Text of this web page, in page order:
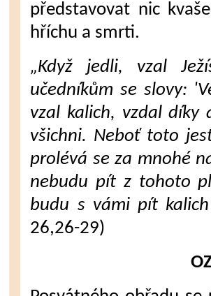
představovat nic
hříchu a smrti.
„Když jedli, vzal
učedníkům se slovy:
vzal kalich, vzdal díky
všichni. Neboť toto
prolévá se za mnohé
nebudu pít z to­hoto
budu s vámi pít
26,26-29)